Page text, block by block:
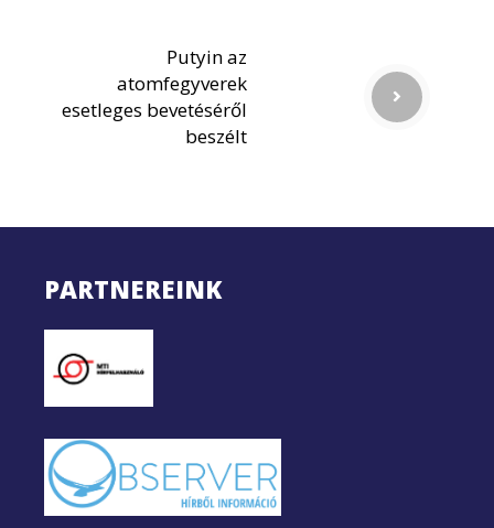
Putyin az
atomfegyverek
esetleges bevetéséről
beszélt
PARTNEREINK